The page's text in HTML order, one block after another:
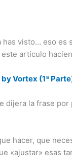
visto… eso es
artículo
Vortex (1ª
dijera la frase
hacer, que
«ajustar» esas